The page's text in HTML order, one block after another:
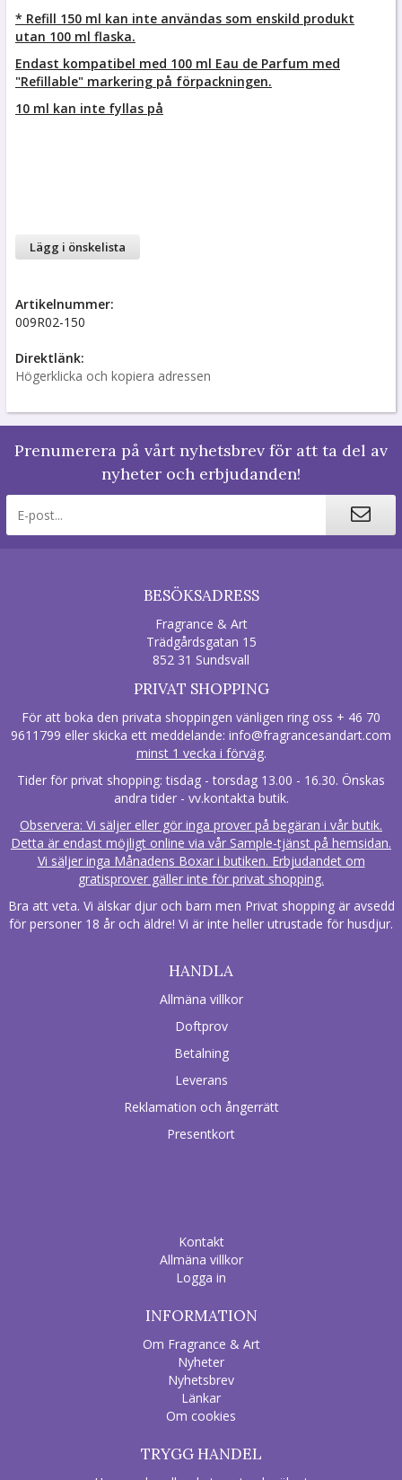
* Refill 150 ml kan inte användas som enskild produkt
utan 100 ml flaska.
Endast kompatibel med 100 ml Eau de Parfum med
"Refillable" markering på förpackningen.
10 ml kan inte fyllas på
Lägg i önskelista
Artikelnummer:
009R02-150
Direktlänk:
Högerklicka och kopiera adressen
Prenumerera på vårt nyhetsbrev för att ta del av
nyheter och erbjudanden!
BESÖKSADRESS
Fragrance & Art
Trädgårdsgatan 15
852 31 Sundsvall
PRIVAT SHOPPING
För att boka den privata shoppingen vänligen ring oss + 46 70
9611799 eller skicka ett meddelande: info@fragrancesandart.com
minst 1 vecka i förväg.
Tider för privat shopping: tisdag - torsdag 13.00 - 16.30. Önskas
andra tider - vv.kontakta butik.
Observera: Vi säljer eller gör inga prover på begäran i vår butik.
Detta är endast möjligt online via vår Sample-tjänst på hemsidan.
Vi säljer inga Månadens Boxar i butiken. Erbjudandet om
gratisprover gäller inte för privat shopping.
Bra att veta. Vi älskar djur och barn men Privat shopping är avsedd
för personer 18 år och äldre! Vi är inte heller utrustade för husdjur.
HANDLA
Allmäna villkor
Doftprov
Betalning
Leverans
Reklamation och ångerrätt
Presentkort
Kontakt
Allmäna villkor
Logga in
INFORMATION
Om Fragrance & Art
Nyheter
Nyhetsbrev
Länkar
Om cookies
TRYGG HANDEL